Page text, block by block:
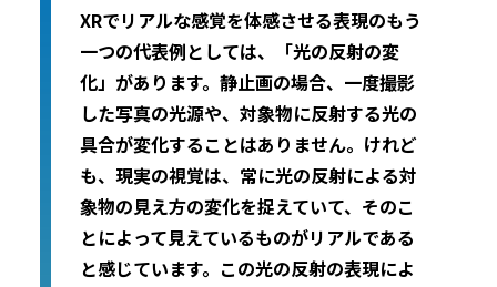
XRでリアルな感覚を体感させる表現のもう
一つの代表例としては、「光の反射の変
化」があります。静止画の場合、一度撮影
した写真の光源や、対象物に反射する光の
具合が変化することはありません。けれど
も、現実の視覚は、常に光の反射による対
象物の見え方の変化を捉えていて、そのこ
とによって見えているものがリアルである
と感じています。この光の反射の表現によ